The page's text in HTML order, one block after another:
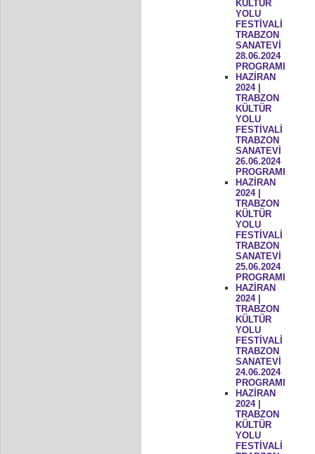
KÜLTÜR
YOLU
FESTİVALİ
TRABZON
SANATEVİ
28.06.2024
PROGRAMI
HAZİRAN
2024 |
TRABZON
KÜLTÜR
YOLU
FESTİVALİ
TRABZON
SANATEVİ
26.06.2024
PROGRAMI
HAZİRAN
2024 |
TRABZON
KÜLTÜR
YOLU
FESTİVALİ
TRABZON
SANATEVİ
25.06.2024
PROGRAMI
HAZİRAN
2024 |
TRABZON
KÜLTÜR
YOLU
FESTİVALİ
TRABZON
SANATEVİ
24.06.2024
PROGRAMI
HAZİRAN
2024 |
TRABZON
KÜLTÜR
YOLU
FESTİVALİ